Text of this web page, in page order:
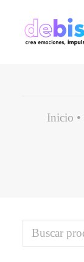
Inicio
Buscar